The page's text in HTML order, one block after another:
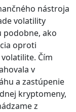
nástroja
volatility
podobne, ako
oproti
Čím
v
a zastúpenie
kryptomeny,
z